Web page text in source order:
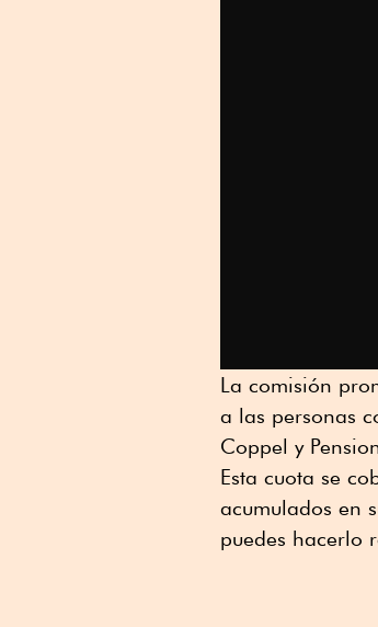
La comisión
a las personas
Coppel y
Esta cuota se
acumulados en
puedes hacerlo